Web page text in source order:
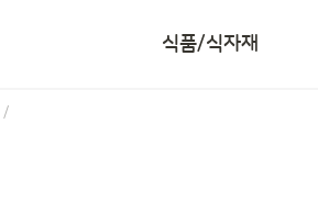
식품/식자재
/